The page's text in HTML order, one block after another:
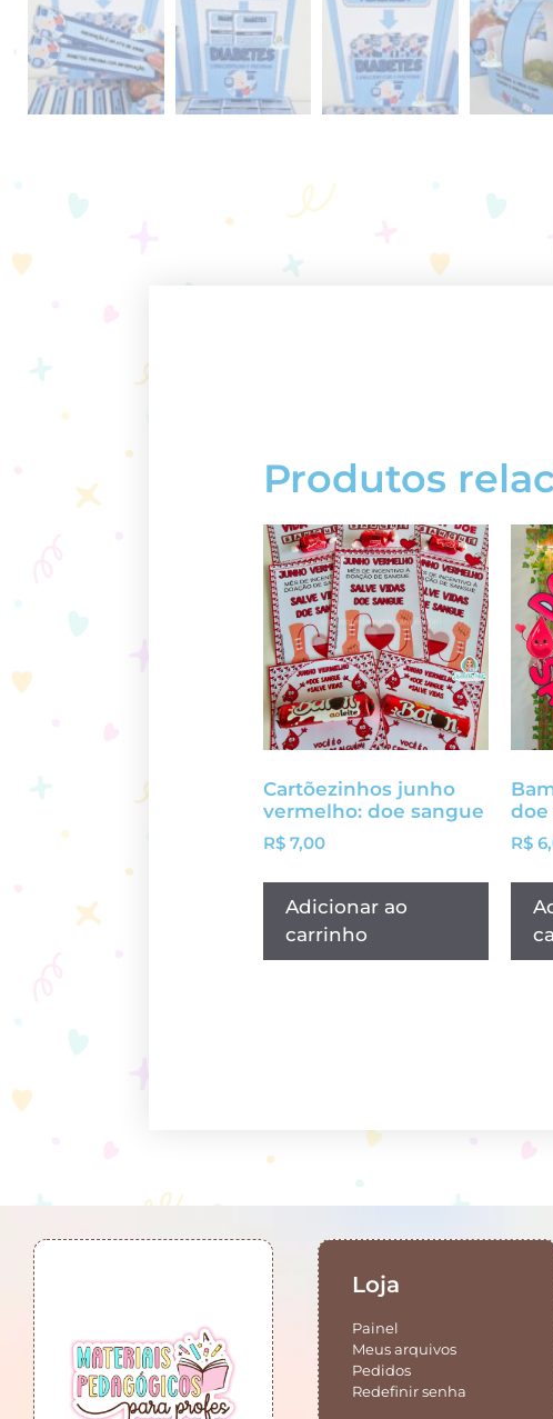
Produtos
Cartõezinhos junho
vermelho: doe sangue
R$ 7,00
Adicionar ao
carrinho
doe
R$
Loja
Painel
Meus arquivos
Pedidos
Redefinir senha